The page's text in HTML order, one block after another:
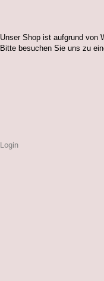
Unser Shop ist aufgrund von
Bitte besuchen Sie uns zu
Login